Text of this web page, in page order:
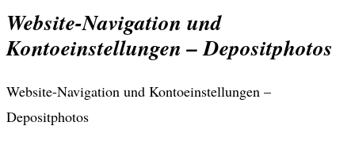
Website-Navigation und
Kontoeinstellungen – Depositphotos
Website-Navigation und Kontoeinstellungen –
Depositphotos